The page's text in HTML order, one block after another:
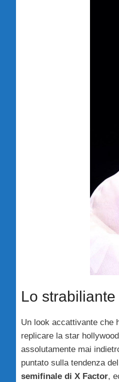
Lo
Un look accattivante che
replicare la star
assolutamente mai
puntato sulla tendenza
semifinale di X Factor,